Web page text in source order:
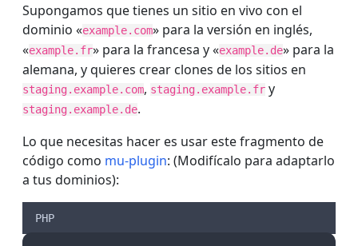
Supongamos que tienes un sitio en vivo con el
dominio «example.com» para la versión en inglés,
«example.fr» para la francesa y «example.de» para la
alemana, y quieres crear clones de los sitios en
staging.example.com, staging.example.fr y
staging.example.de.
Lo que necesitas hacer es usar este fragmento de
código como mu-plugin: (Modifícalo para adaptarlo
a tus dominios):
PHP